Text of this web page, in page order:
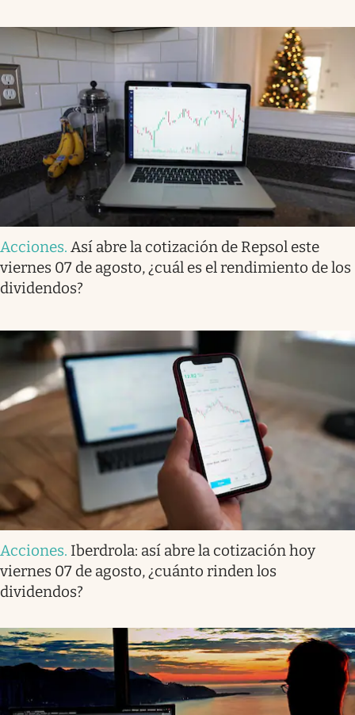
Acciones. Así abre la cotización de Repsol este
viernes 07 de agosto, ¿cuál es el rendimiento de los
dividendos?
Acciones. Iberdrola: así abre la cotización hoy
viernes 07 de agosto, ¿cuánto rinden los
dividendos?